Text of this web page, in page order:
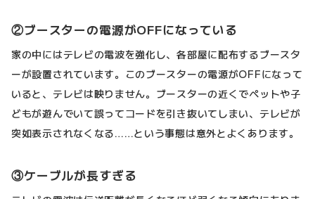
②ブースターの電源がOFFになっている
家の中にはテレビの電波を強化し、各部屋に配布するブースタ
ーが設置されています。このブースターの電源がOFFになって
いると、テレビは映りません。ブースターの近くでペットや子
どもが遊んでいて誤ってコードを引き抜いてしまい、テレビが
突如表示されなくなる……という事態は意外とよくあります。
③ケーブルが長すぎる